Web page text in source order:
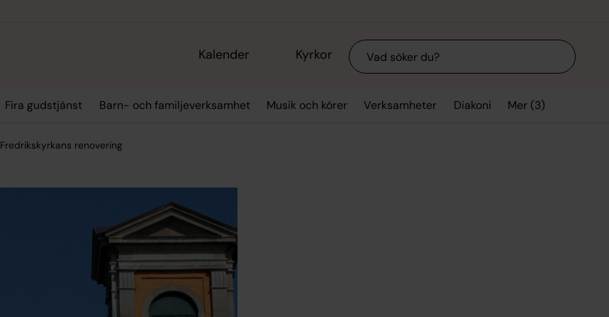
Kalender Kyrkor Sök
Fira gudstjänst Barn- och familjeverksamhet Musik och körer Verksamheter Diakoni Mer (3)
Fredrikskyrkans renovering